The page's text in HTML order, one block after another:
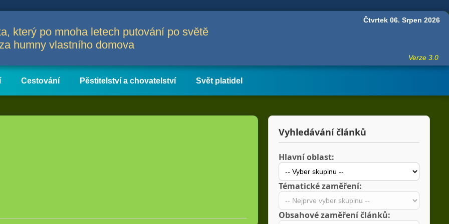
který po mnoha letech putování po světě
humny vlastního domova
Čtvrtek 06. Srpen 2026
Verze 3.0
Cestování Pěstitelství a chovatelství Svět platidel
Vyhledávání článků
Hlavní oblast:
Tématické zaměření:
Obsahové zaměření článků: